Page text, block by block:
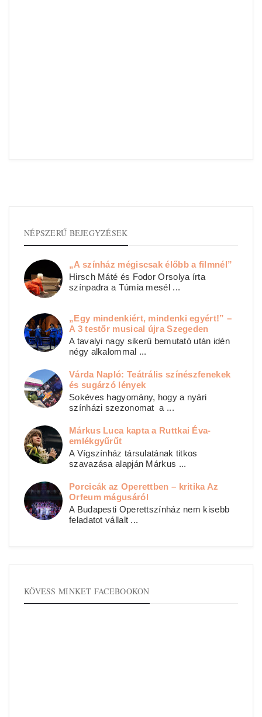
NÉPSZERŰ BEJEGYZÉSEK
„A színház mégiscsak élőbb a filmnél”
Hirsch Máté és Fodor Orsolya írta
színpadra a Túmia mesél ...
„Egy mindenkiért, mindenki egyért!” –
A 3 testőr musical újra Szegeden
A tavalyi nagy sikerű bemutató után idén
négy alkalommal ...
Várda Napló: Teátrális színészfenekek
és sugárzó lények
Sokéves hagyomány, hogy a nyári
színházi szezonomat a ...
Márkus Luca kapta a Ruttkai Éva-
emlékgyűrűt
A Vígszínház társulatának titkos
szavazása alapján Márkus ...
Porcicák az Operettben – kritika Az
Orfeum mágusáról
A Budapesti Operettszínház nem kisebb
feladatot vállalt ...
KÖVESS MINKET FACEBOOKON